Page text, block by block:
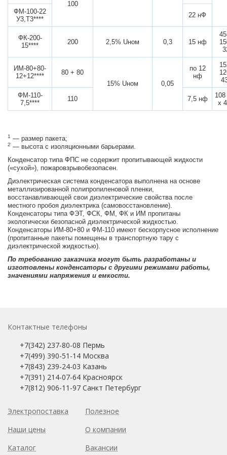
100
ФМ-100-22
У3,Т3****
22 нФ
ФК-200-
15****
200 2,5% Uном 0,3 15 нф
ИМ-80+80-
12+12****
80 + 80
15% Uном
0,05
по 12
нф
ФМ-110-
7,5****
110 7,5 нф
х
1 — размер пакета;
2 — высота с изоляционными барьерами.
Конденсатор типа ФПС не содержит пропитывающей жидкости
(«сухой»), пожаровзрывобезопасен.
Диэлектрическая система конденсатора выполнена на основе
металлизированной полипропиленовой пленки,
восстанавливающей свои диэлектрические свойства после
местного пробоя диэлектрика (самовосстановление).
Конденсаторы типа ФЭТ, ФСК, ФМ, ФК и ИМ пропитаны
экологически безопасной диэлектрической жидкостью.
Конденсаторы ИМ-80+80 и ФМ-110 имеют бескорпусное исполнение
(пропитанные пакеты помещены в транспортную тару с
диэлектрической жидкостью).
По требованию заказчика могут быть разработаны и
изготовлены конденсаторы с другими режимами работы,
значениями напряжения и емкости.
Контактные телефоны
+7(342) 237-80-08 Пермь
+7(499) 390-51-14 Москва
+7(843) 239-24-03 Казань
+7(391) 214-07-64 Красноярск
+7(812) 906-11-97 Санкт Петербург
Электропоставка
Наши цены
Каталог
Полезное
О компании
Вакансии